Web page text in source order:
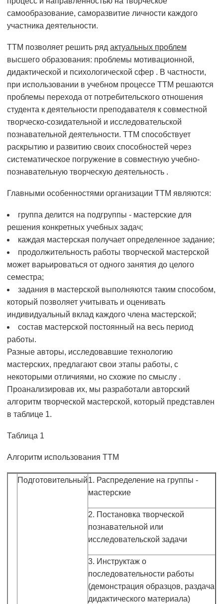
самообразование, саморазвитие личности каждого
участника деятельности.
ТТМ позволяет решить ряд актуальных проблем
высшего образования: проблемы мотивационной,
дидактической и психологической сфер . В частности,
при использовании в учебном процессе ТТМ решаются
проблемы перехода от потребительского отношения
студента к деятельности преподавателя к совместной
творческо-созидательной и исследовательской
познавательной деятельности. ТТМ способствует
раскрытию и развитию своих способностей через
систематическое погружение в совместную учебно-
познавательную творческую деятельность .
Главными особенностями организации ТТМ являются:
группа делится на подгруппы - мастерские для
решения конкретных учебных задач;
каждая мастерская получает определенное задание;
продолжительность работы творческой мастерской
может варьироваться от одного занятия до целого
семестра;
задания в мастерской выполняются таким способом,
который позволяет учитывать и оценивать
индивидуальный вклад каждого члена мастерской;
состав мастерской постоянный на весь период
работы.
Разные авторы, исследовавшие технологию
мастерских, предлагают свои этапы работы, с
некоторыми отличиями, но схожие по смыслу .
Проанализировав их, мы разработали авторский
алгоритм творческой мастерской, который представлен
в таблице 1.
Таблица 1
Алгоритм использования ТТМ
Подготовительный1. Распределение на группы -
мастерские
2. Постановка творческой
познавательной или
исследовательской задачи
3. Инструктаж о
последовательности работы
(демонстрация образцов, раздача
дидактического материала)